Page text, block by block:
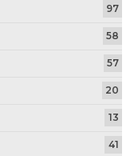
97
58
57
20
13
41